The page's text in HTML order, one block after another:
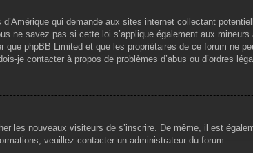
qui demande aux sites internet collectant
ne savez pas si cette loi s’applique également aux
phpBB Limited et que les propriétaires de ce forum ne
je contacter à propos de problèmes d’abus ou d’ordres
les nouveaux visiteurs de s’inscrire. De même, il est
veuillez contacter un administrateur du forum.